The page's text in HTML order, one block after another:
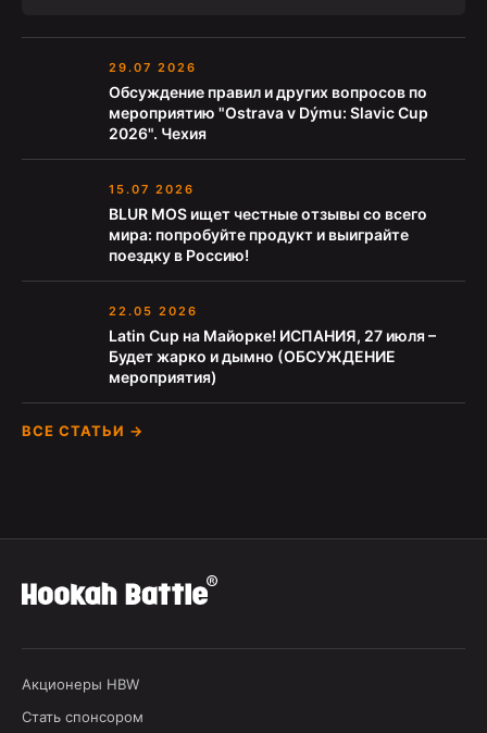
29.07 2026
Обсуждение правил и других вопросов по
мероприятию "Ostrava v Dýmu: Slavic Cup
2026". Чехия
15.07 2026
BLUR MOS ищет честные отзывы со всего
мира: попробуйте продукт и выиграйте
поездку в Россию!
22.05 2026
Latin Cup на Майорке! ИСПАНИЯ, 27 июля –
Будет жарко и дымно (ОБСУЖДЕНИЕ
мероприятия)
ВСЕ СТАТЬИ →
Акционеры HBW
Стать спонсором